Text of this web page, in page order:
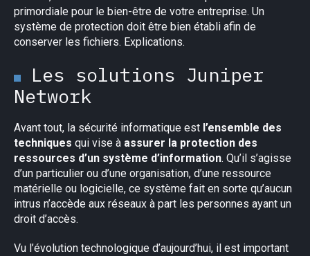
primordiale pour le bien-être de votre entreprise. Un
système de protection doit être bien établi afin de
conserver les fichiers. Explications.
Les solutions Juniper
Network
Avant tout, la sécurité informatique est l’ensemble des
techniques qui vise à assurer la protection des
ressources d’un système d’information. Qu’il s’agisse
d’un particulier ou d’une organisation, d’une ressource
matérielle ou logicielle, ce système fait en sorte qu’aucun
intrus n’accède aux réseaux à part les personnes ayant un
droit d’accès.
Vu l’évolution technologique d’aujourd’hui, il est important